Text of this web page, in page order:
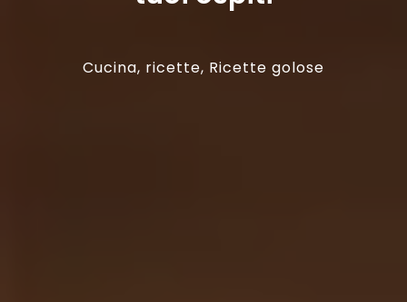
Cucina, ricette, Ricette golose